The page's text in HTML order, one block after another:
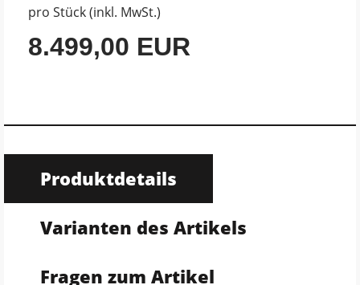
pro Stück (inkl. MwSt.)
8.499,00 EUR
Produktdetails
Varianten des Artikels
Fragen zum Artikel